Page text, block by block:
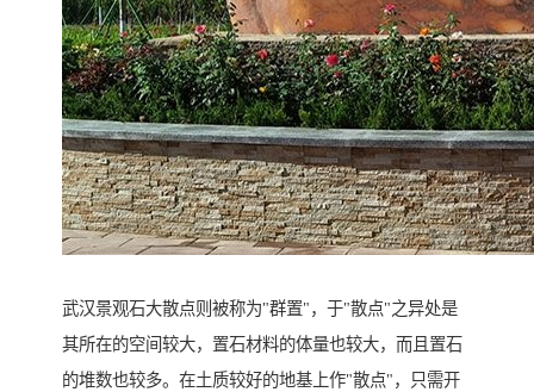
武汉景观石大散点则被称为"群置"，于"散点"之异处是
其所在的空间较大，置石材料的体量也较大，而且置石
的堆数也较多。在土质较好的地基上作"散点"，只需开